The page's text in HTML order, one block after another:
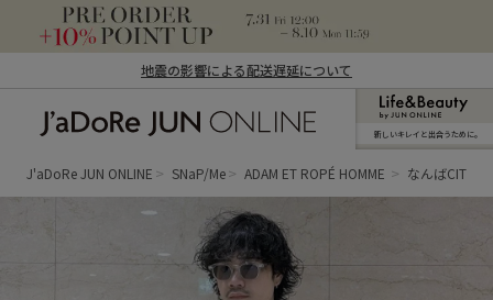
地震の影響による配送遅延について
ン オンライン）
新しいキレイと出合うために。
J'aDoRe JUN ONLINE SNaP/Me ADAM ET ROPÉ HOMME なんばCITY